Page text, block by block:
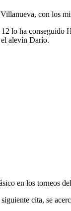
con los
lo ha
el alevín Darío.
en los torneos
cita, se